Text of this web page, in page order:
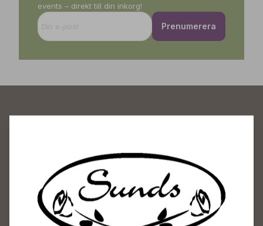
events – direkt till din inkorg!
Prenumerera
Sunds Trädgårdscenter
Öppet
Vardagar 09-18